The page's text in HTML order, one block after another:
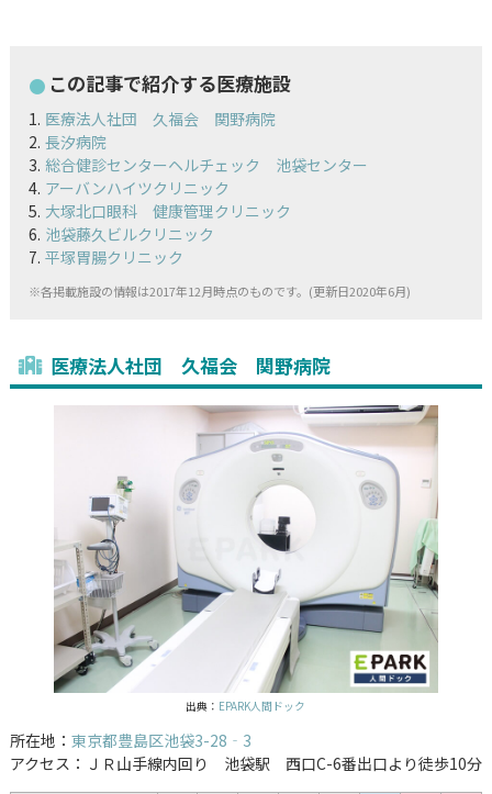
この記事で紹介する医療施設
医療法人社団 久福会 関野病院
長汐病院
総合健診センターヘルチェック 池袋センター
アーバンハイツクリニック
大塚北口眼科 健康管理クリニック
池袋藤久ビルクリニック
平塚胃腸クリニック
※各掲載施設の情報は2017年12月時点のものです。(更新日2020年6月)
医療法人社団 久福会 関野病院
出典： EPARK人間ドック
所在地： 東京都豊島区池袋3-28‐3
アクセス：ＪＲ山手線内回り 池袋駅 西口C-6番出口より徒歩10分